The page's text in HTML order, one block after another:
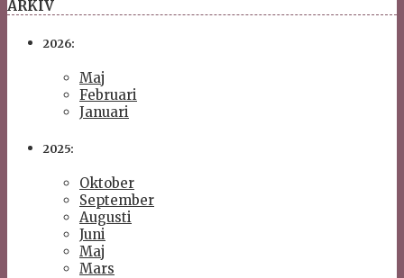
ARKIV
2026:
Maj
Februari
Januari
2025:
Oktober
September
Augusti
Juni
Maj
Mars